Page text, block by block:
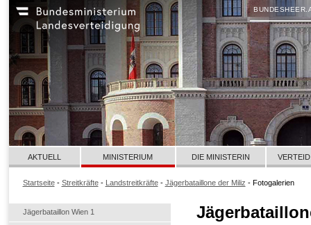
Jägerbataillon Wien 1
AKTUELL MINISTERIUM DIE MINISTERIN
Startseite- Streitkräfte- Landstreitkräfte- Jägerbataillone der Miliz - Fotogalerien